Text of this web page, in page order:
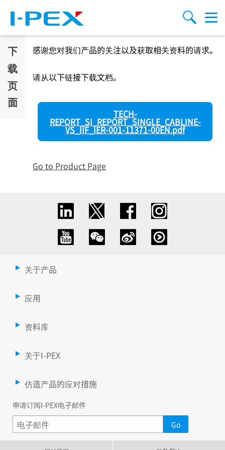
搜索
Menu
下
载
页
面
感谢您对我们产品的关注以及获取相关资料的请求。
请从以下链接下载文档。
TECH-
REPORT_SI_REPORT_SINGLE_CABLINE-
VS_IIF_IER-001-11371-00EN.pdf
Go to Product Page
关于产品
应用
资料库
关于I-PEX
仿造产品的应对措施
申请订阅I-PEX电子邮件